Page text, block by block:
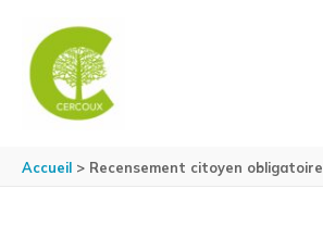
Accueil Recensement citoyen obligatoire